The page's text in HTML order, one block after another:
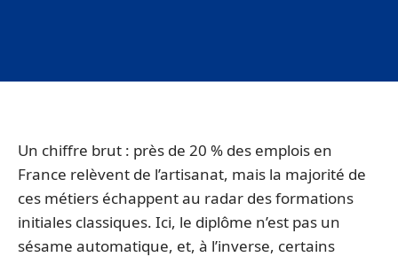
Un chiffre brut : près de 20 % des emplois en
France relèvent de l’artisanat, mais la majorité de
ces métiers échappent au radar des formations
initiales classiques. Ici, le diplôme n’est pas un
sésame automatique, et, à l’inverse, certains